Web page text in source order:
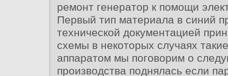
ремонт генератор к помощи
Первый тип материала в синий
технической документацией
схемы в некоторых случаях
аппаратом мы поговорим о
производства поднялась если